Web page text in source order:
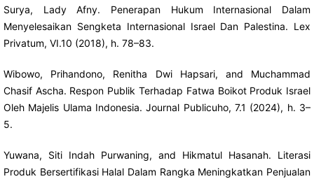
Surya, Lady Afny. Penerapan Hukum Internasional Dalam
Menyelesaikan Sengketa Internasional Israel Dan Palestina. Lex
Privatum, VI.10 (2018), h. 78–83.
Wibowo, Prihandono, Renitha Dwi Hapsari, and Muchammad
Chasif Ascha. Respon Publik Terhadap Fatwa Boikot Produk Israel
Oleh Majelis Ulama Indonesia. Journal Publicuho, 7.1 (2024), h. 3–
5.
Yuwana, Siti Indah Purwaning, and Hikmatul Hasanah. Literasi
Produk Bersertifikasi Halal Dalam Rangka Meningkatkan Penjualan